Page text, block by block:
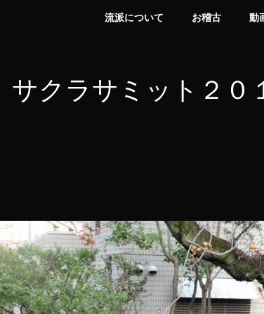
流派について お稽古 動
クラサミット２